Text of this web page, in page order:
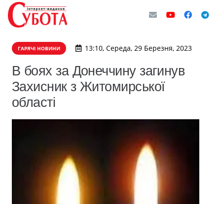
ГАРЯЧІ НОВИНИ 13:10, Середа, 29 Березня, 2023
В боях за Донеччину загинув
Захисник з Житомирської
області